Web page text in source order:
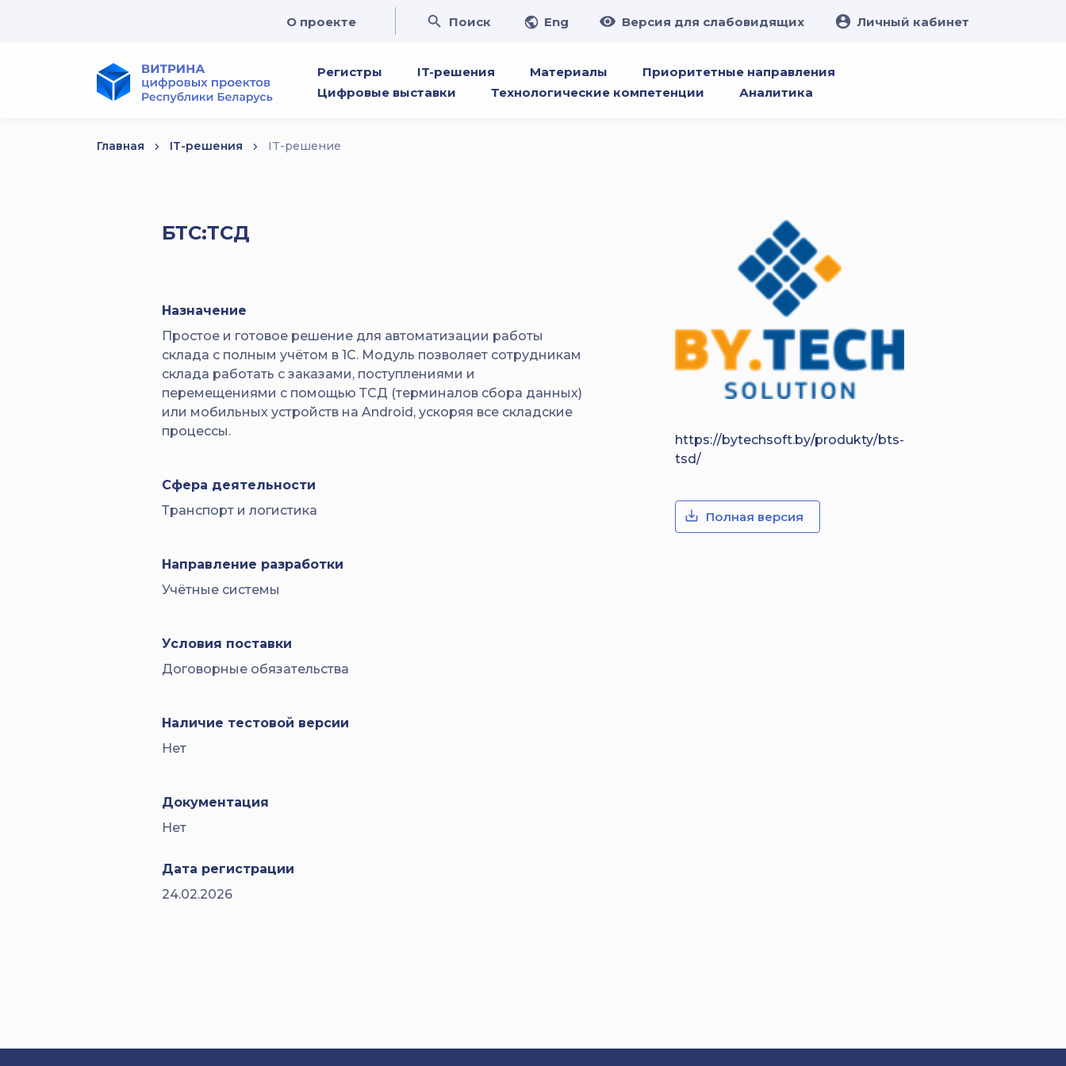
О проекте Поиск Eng Версия для слабовидящих Личный кабинет
Регистры IT-решения Материалы
Приоритетные направления
Цифровые выставки
Технологические компетенции Аналитика
Главная IT-решения IT-решение
БТС:ТСД
Назначение
Простое и готовое решение для автоматизации работы
склада с полным учётом в 1С. Модуль позволяет сотрудникам
склада работать с заказами, поступлениями и
перемещениями с помощью ТСД (терминалов сбора данных)
или мобильных устройств на Android, ускоряя все складские
процессы.
Сфера деятельности
Транспорт и логистика
Направление разработки
Учётные системы
Условия поставки
Договорные обязательства
Наличие тестовой версии
Нет
Документация
Нет
Дата регистрации
24.02.2026
https://bytechsoft.by/produkty/bts-
tsd/
Полная версия